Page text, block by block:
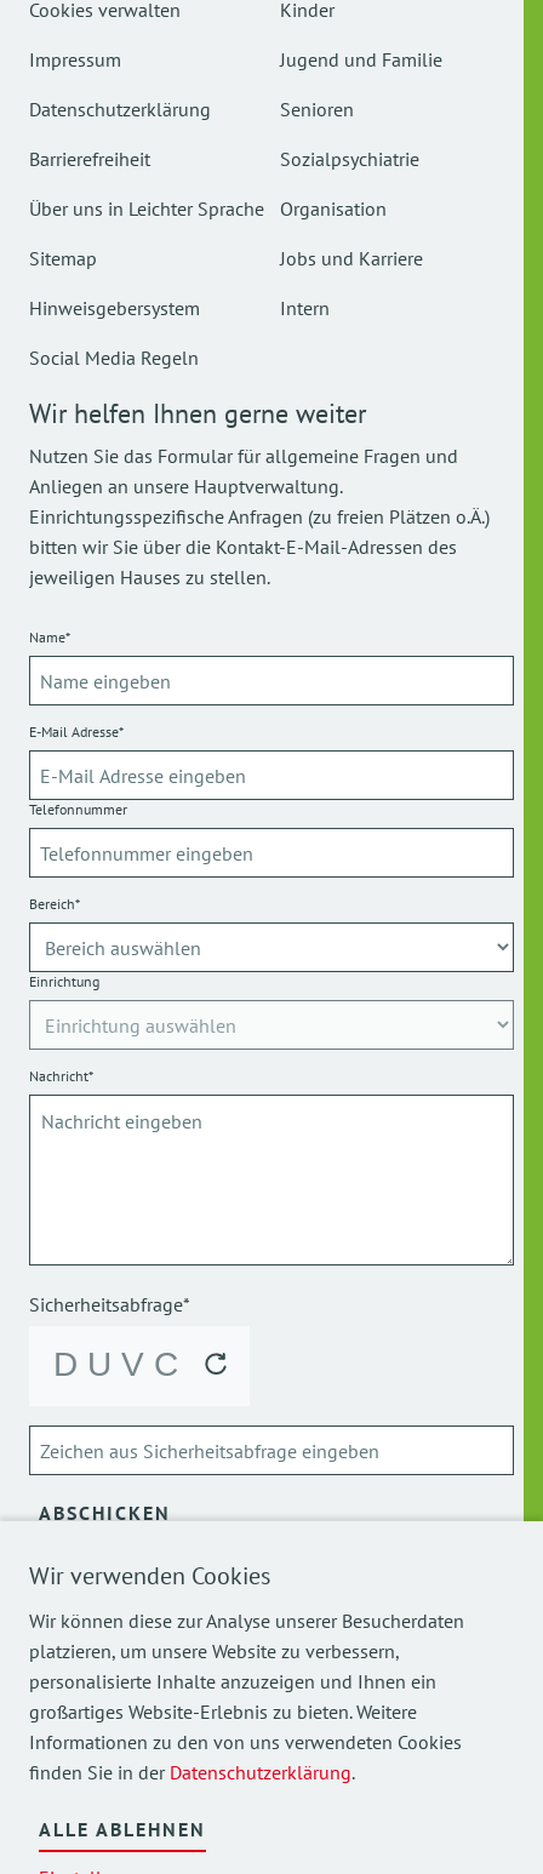
Wir verwenden Cookies
Wir können diese zur Analyse unserer Besucherdaten
platzieren, um unsere Website zu verbessern,
personalisierte Inhalte anzuzeigen und Ihnen ein
großartiges Website-Erlebnis zu bieten. Weitere
Informationen zu den von uns verwendeten Cookies
finden Sie in der Datenschutzerklärung.
ALLE ABLEHNEN
Cookies verwalten
Impressum
Datenschutzerklärung
Barrierefreiheit
Über uns in Leichter Sprache
Sitemap
Hinweisgebersystem
Social Media Regeln
Kinder
Jugend und Familie
Senioren
Sozialpsychiatrie
Organisation
Jobs und Karriere
Intern
Wir helfen Ihnen gerne weiter
Nutzen Sie das Formular für allgemeine Fragen und
Anliegen an unsere Hauptverwaltung.
Einrichtungsspezifische Anfragen (zu freien Plätzen o.Ä.)
bitten wir Sie über die Kontakt-E-Mail-Adressen des
jeweiligen Hauses zu stellen.
Name*
E-Mail Adresse*
Telefonnummer
Bereich*
Einrichtung
Nachricht*
Sicherheitsabfrage*
ABSCHICKEN
Über die Verarbeitung meiner personenbezogenen Daten
Mehr Einblicke in unsere Arbeit finden Sie auch auf
unseren Social Media Kanälen.